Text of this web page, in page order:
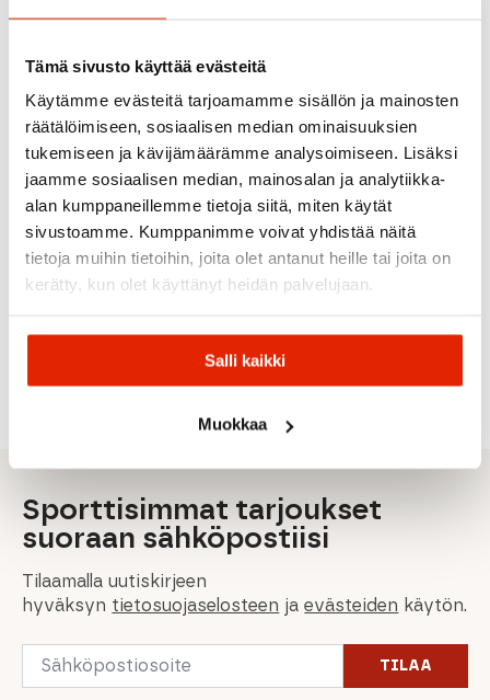
Tämä sivusto käyttää evästeitä
Käytämme evästeitä tarjoamamme sisällön ja mainosten
räätälöimiseen, sosiaalisen median ominaisuuksien
tukemiseen ja kävijämäärämme analysoimiseen. Lisäksi
jaamme sosiaalisen median, mainosalan ja analytiikka-
alan kumppaneillemme tietoja siitä, miten käytät
sivustoamme. Kumppanimme voivat yhdistää näitä
tietoja muihin tietoihin, joita olet antanut heille tai joita on
kerätty, kun olet käyttänyt heidän palvelujaan.
Salli kaikki
Muokkaa
Halti
oli:
149,00€
on:
Halti Elite II
M XCT
Softshell
Dahlie
Alkuperäinen
oli:
119,40€
on:
Dahlie
Boulder
Miesten
Craft
90,00€
Alkuperäinen
hinta
oli:
50,00€
Nykyinen
hinta
on:
Craft
Storm
Balance M
Halti
oli:
50,00€
on:
Halti
Muuras
M Xct
Swix
oli:
132,00€
on:
Dynamic
Hybrid
Insulated
Sporttisimmat tarjoukset
suoraan sähköpostiisi
Tilaamalla uutiskirjeen
hyväksyn tietosuojaselosteen jaevästeiden käytön.
Email
TILAA